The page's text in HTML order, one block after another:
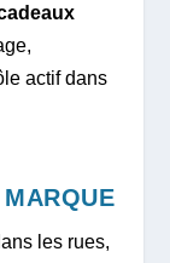
actif dans
les rues,